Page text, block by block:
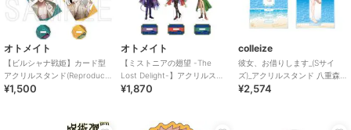
オトメイト
【ビルシャナ戦姫】カード型
アクリルスタンド(Reproduce)
（ランダム全5種）
¥1,500
オトメイト
【ミストニアの翅望 -The
Lost Delight-】アクリルスタ
ンド(全7種)
¥1,870
colleize
彼女、お借りします_(Sサイ
ズ)_アクリルスタンド 八重森
みに
¥2,574